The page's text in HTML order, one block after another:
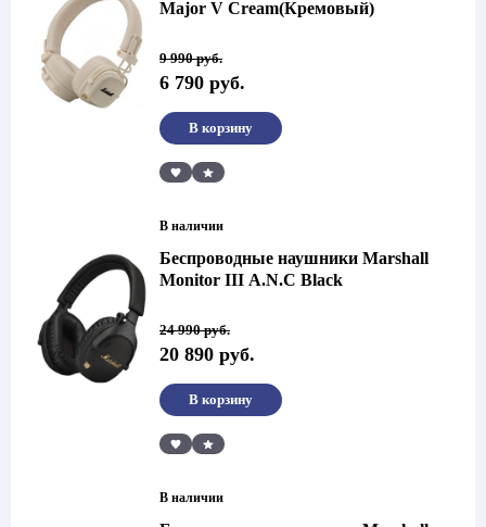
Major V Cream(Кремовый)
9 990руб.
Первоначальная
цена
составляла
990 руб..
6 790 руб.
Текущая
цена:
6
790 руб..
Сравнить
В корзину
В наличии
Беспроводные наушники Marshall
Monitor III A.N.C Black
24 990руб.
Первоначальная
цена
составляла
990 руб..
20 890 руб.
Текущая
цена:
20
Сравнить
В корзину
В наличии